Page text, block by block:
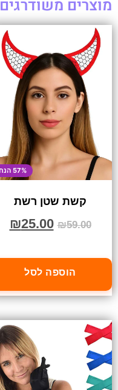
מוצרים משודרגים
57% הנחה
קשת שטן רשת
₪59.00
₪25.00
הוספה לסל